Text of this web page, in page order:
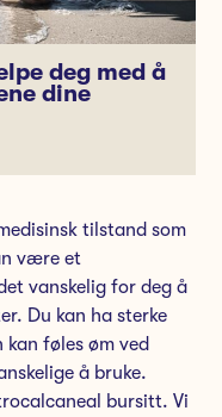
deg med å
dine
tilstand som
være et
vanskelig for deg å
Du kan ha sterke
føles øm ved
å bruke.
bursitt. Vi